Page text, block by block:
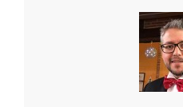
Itinerarios